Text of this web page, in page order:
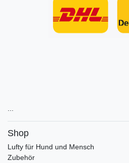
Shop
Lufty für Hund und Mensch
Zubehör